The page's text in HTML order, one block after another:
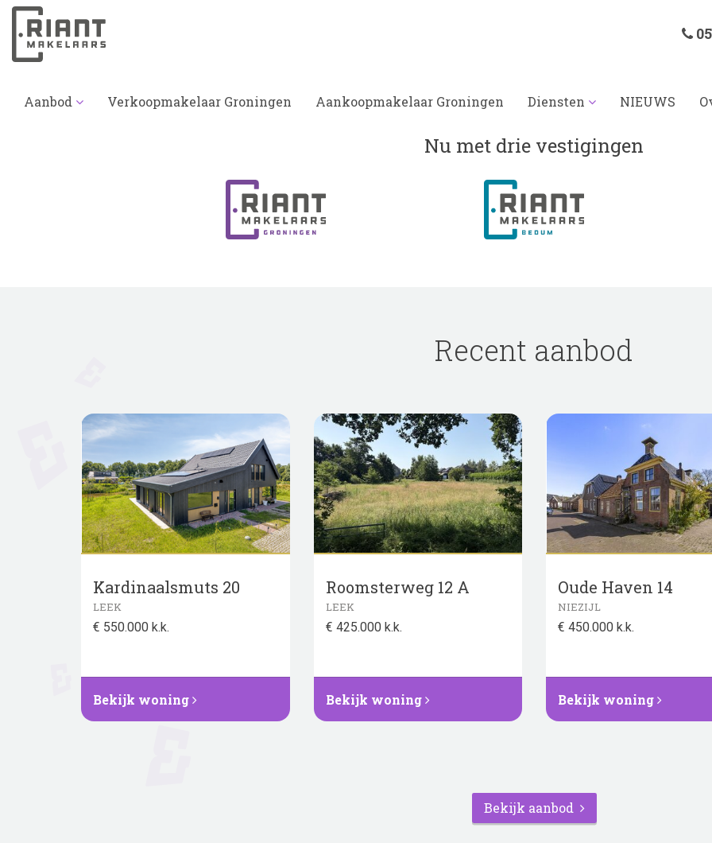
Aanbod Verkoopmakelaar Groningen Aankoopmakelaar Groningen Diensten NIEUWS
Nu met drie vestigingen
Recent aanbod
Kardinaalsmuts 20
LEEK
€ 550.000 k.k.
Bekijk woning
Roomsterweg 12 A
LEEK
€ 425.000 k.k.
Bekijk woning
Oude Haven 14
NIEZIJL
€ 450.000 k.k.
Bekijk woning
Bekijk aanbod